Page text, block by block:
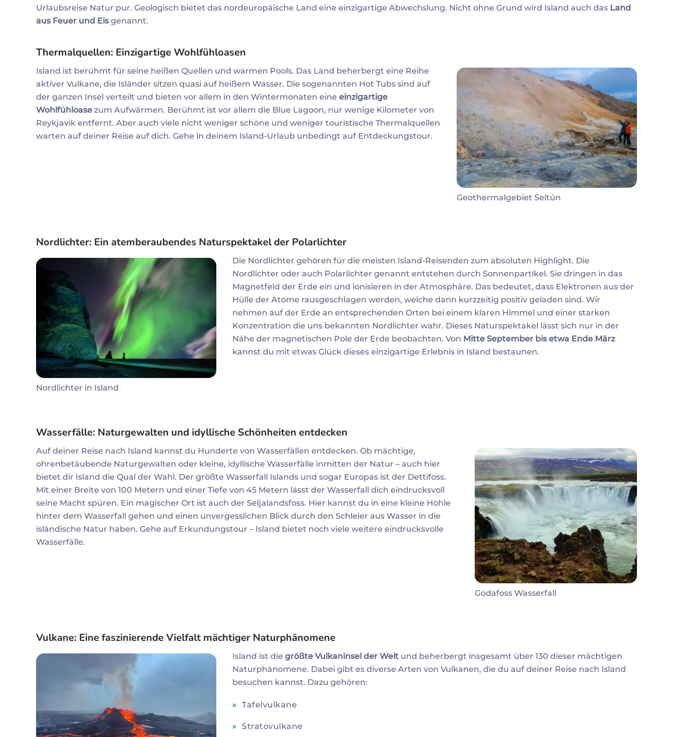
Urlaubsreise Natur pur. Geologisch bietet das nordeuropäische Land eine einzigartige Abwechslung. Nicht ohne Grund wird Island auch das Land
aus Feuer und Eisgenannt.
Thermalquellen: Einzigartige Wohlfühloasen
Geothermalgebiet Seltún
Island ist berühmt für seine heißen Quellen und warmen Pools. Das Land beherbergt eine Reihe
aktiver Vulkane, die Isländer sitzen quasi auf heißem Wasser. Die sogenannten Hot Tubs sind auf
der ganzen Insel verteilt und bieten vor allem in den Wintermonaten eine einzigartige
Wohlfühloase zum Aufwärmen. Berühmt ist vor allem die Blue Lagoon, nur wenige Kilometer von
Reykjavik entfernt. Aber auch viele nicht weniger schöne und weniger touristische Thermalquellen
warten auf deiner Reise auf dich. Gehe in deinem Island-Urlaub unbedingt auf Entdeckungstour.
Nordlichter: Ein atemberaubendes Naturspektakel der Polarlichter
Nordlichter in Island
Die Nordlichter gehören für die meisten Island-Reisenden zum absoluten Highlight. Die
Nordlichter oder auch Polarlichter genannt entstehen durch Sonnenpartikel. Sie dringen in das
Magnetfeld der Erde ein und ionisieren in der Atmosphäre. Das bedeutet, dass Elektronen aus der
Hülle der Atome rausgeschlagen werden, welche dann kurzzeitig positiv geladen sind. Wir
nehmen auf der Erde an entsprechenden Orten bei einem klaren Himmel und einer starken
Konzentration die uns bekannten Nordlichter wahr. Dieses Naturspektakel lässt sich nur in der
Nähe der magnetischen Pole der Erde beobachten. Von Mitte September bis etwa Ende März
kannst du mit etwas Glück dieses einzigartige Erlebnis in Island bestaunen.
Wasserfälle: Naturgewalten und idyllische Schönheiten entdecken
Godafoss Wasserfall
Auf deiner Reise nach Island kannst du Hunderte von Wasserfällen entdecken. Ob mächtige,
ohrenbetäubende Naturgewalten oder kleine, idyllische Wasserfälle inmitten der Natur – auch hier
bietet dir Island die Qual der Wahl. Der größte Wasserfall Islands und sogar Europas ist der Dettifoss.
Mit einer Breite von 100 Metern und einer Tiefe von 45 Metern lässt der Wasserfall dich eindrucksvoll
seine Macht spüren. Ein magischer Ort ist auch der Seljalandsfoss. Hier kannst du in eine kleine Höhle
hinter dem Wasserfall gehen und einen unvergesslichen Blick durch den Schleier aus Wasser in die
isländische Natur haben. Gehe auf Erkundungstour – Island bietet noch viele weitere eindrucksvolle
Wasserfälle.
Vulkane: Eine faszinierende Vielfalt mächtiger Naturphänomene
Island ist die größte Vulkaninsel der Welt und beherbergt insgesamt über 130 dieser mächtigen
Naturphänomene. Dabei gibt es diverse Arten von Vulkanen, die du auf deiner Reise nach Island
besuchen kannst. Dazu gehören:
Tafelvulkane
Stratovulkane